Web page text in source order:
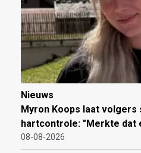
Nieuws
Myron Koops laat
hartcontrole: "Merkte dat
08-08-2026